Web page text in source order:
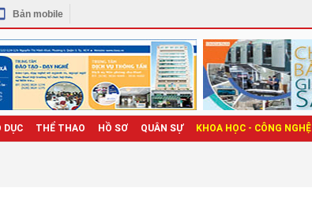
Bản mobile
DỤC THỂ THAO HỒ SƠ QUÂN SỰ KHOA HỌC - CÔNG NGHỆ